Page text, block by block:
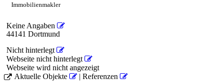
Immobilienmakler
Keine Angaben
44141 Dortmund
Nicht hinterlegt
Webseite nicht hinterlegt
Webseite wird nicht angezeigt
Aktuelle Objekte
| Referenzen